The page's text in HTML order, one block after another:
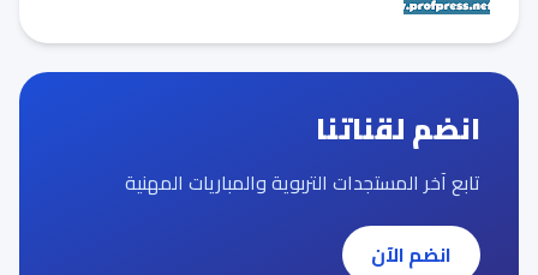
انضم لقناتنا
تابع آخر المستجدات التربوية والمباريات المهنية
انضم الآن